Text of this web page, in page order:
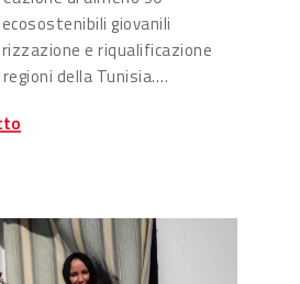
giovanili
e riqualificazione
della Tunisia….